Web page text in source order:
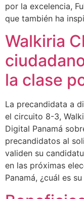
por la excelencia,
que también ha
Walkiria
la clase
La precandidata a
el circuito 8-3,
Digital Panamá
precandidatos al
validen su
en las próximas
Panamá, ¿cuál es